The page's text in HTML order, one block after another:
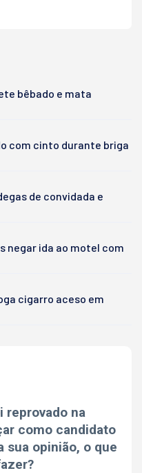
bêbado e mata
com cinto durante briga
de convidada e
negar ida ao motel com
cigarro aceso em
reprovado na
como candidato
sua opinião, o que